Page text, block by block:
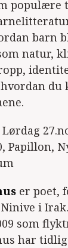
populære
barn
natur,
du
Lørdag
Papillon,
er poet,
i
som
har